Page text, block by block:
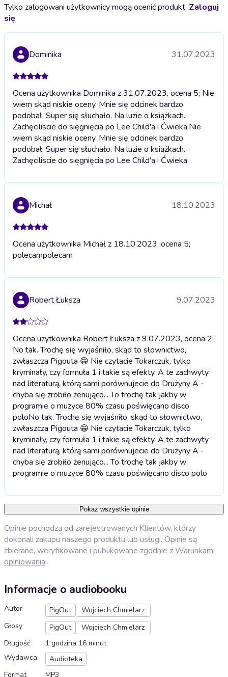
Tylko zalogowani użytkownicy mogą ocenić produkt. Zaloguj
się
Dominika 31.07.2023
Ocena użytkownika Dominika z 31.07.2023, ocena 5; Nie
wiem skąd niskie oceny. Mnie się odcinek bardzo
podobał. Super się słuchało. Na luzie o książkach.
Zachęciliscie do sięgnięcia po Lee Child'a i Ćwieka.Nie
wiem skąd niskie oceny. Mnie się odcinek bardzo
podobał. Super się słuchało. Na luzie o książkach.
Zachęciliscie do sięgnięcia po Lee Child'a i Ćwieka.
Michał 18.10.2023
Ocena użytkownika Michał z 18.10.2023, ocena 5;
polecampolecam
Robert Łuksza 9.07.2023
Ocena użytkownika Robert Łuksza z 9.07.2023, ocena 2;
No tak. Trochę się wyjaśniło, skąd to słownictwo,
zwłaszcza Pigouta 😁 Nie czytacie Tokarczuk, tylko
kryminały, czy formuła 1 i takie są efekty. A te zachwyty
nad literaturą, którą sami porównujecie do Drużyny A -
chyba się zrobiło żenująco... To trochę tak jakby w
programie o muzyce 80% czasu poświęcano disco
poloNo tak. Trochę się wyjaśniło, skąd to słownictwo,
zwłaszcza Pigouta 😁 Nie czytacie Tokarczuk, tylko
kryminały, czy formuła 1 i takie są efekty. A te zachwyty
nad literaturą, którą sami porównujecie do Drużyny A -
chyba się zrobiło żenująco... To trochę tak jakby w
programie o muzyce 80% czasu poświęcano disco polo
Pokaż wszystkie opinie
Opinie pochodzą od zarejestrowanych Klientów, którzy
dokonali zakupu naszego produktu lub usługi. Opinie są
zbierane, weryfikowane i publikowane zgodnie zWarunkami
opiniowania.
Informacje o audiobooku
Autor PigOut
Wojciech Chmielarz
Głosy
PigOut
Wojciech Chmielarz
Długość
1 godzina 16 minut
Wydawca
Audioteka
Format
MP3